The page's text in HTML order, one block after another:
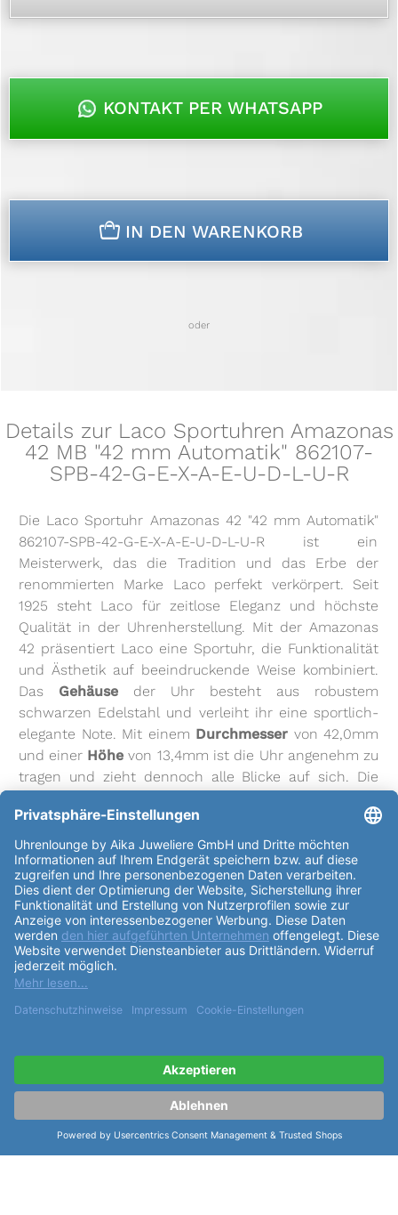
KONTAKT PER WHATSAPP
n IN DEN WARENKORB
oder
Details zur Laco Sportuhren Amazonas
42 MB "42 mm Automatik" 862107-
SPB-42-G-E-X-A-E-U-D-L-U-R
Die Laco Sportuhr Amazonas 42 "42 mm Automatik"
862107-SPB-42-G-E-X-A-E-U-D-L-U-R ist ein
Meisterwerk, das die Tradition und das Erbe der
renommierten Marke Laco perfekt verkörpert. Seit
1925 steht Laco für zeitlose Eleganz und höchste
Qualität in der Uhrenherstellung. Mit der Amazonas
42 präsentiert Laco eine Sportuhr, die Funktionalität
und Ästhetik auf beeindruckende Weise kombiniert.
Das Gehäuse der Uhr besteht aus robustem
schwarzen Edelstahl und verleiht ihr eine sportlich-
elegante Note. Mit einem Durchmesser von 42,0mm
und einer Höhe von 13,4mm ist die Uhr angenehm zu
tragen und zieht dennoch alle Blicke auf sich. Die
zu 300m unter Wasser zu tragen, ohne dass sie
Schaden nimmt. Das Saphirglas, innen entspiegelt,
schützt dasZifferblattder Uhr vor Kratzern und
sorgt für klare Sicht. Das Automatikwerk Laco 200
basiert auf dem qualitativ hochwertigen Sellita SW
200Kaliber, in der Elaboré Qualitätsstufe und
undekoriert. Das schwarzeZifferblattmit dem
grünen Index und dem Aufdruck "Laco" und "Made in
Germany" verleiht der Uhr einen Hauch von
Exklusivität. Das Edelstahlband in Schwarz, mit einer
20,0mm, bietet nicht nur einen sicheren Halt am
Handgelenk, sondern auch einen hohen
Tragekomfort. Die Uhr eignet sich für einen
Armumfang von 15,5-21,5cm. DieFunktionender Uhr
sind durchdacht und praktisch: Die Stunden- und
Minutenzeiger sind mit Leuchtfarbe Superluminova